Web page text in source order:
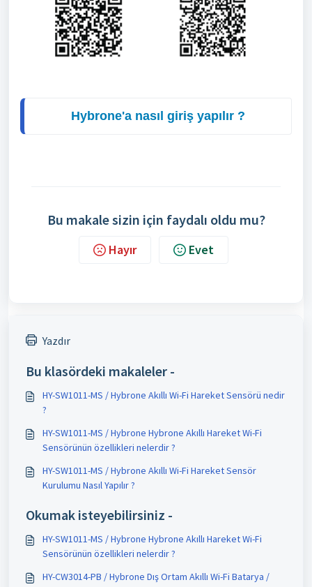
Hybrone'a nasıl giriş yapılır ?
Bu makale sizin için faydalı oldu mu?
Hayır Evet
Yazdır
Bu klasördeki makaleler -
HY-SW1011-MS / Hybrone Akıllı Wi-Fi Hareket Sensörü nedir
?
HY-SW1011-MS / Hybrone Hybrone Akıllı Hareket Wi-Fi
Sensörünün özellikleri nelerdir ?
HY-SW1011-MS / Hybrone Akıllı Wi-Fi Hareket Sensör
Kurulumu Nasıl Yapılır ?
Okumak isteyebilirsiniz -
HY-SW1011-MS / Hybrone Hybrone Akıllı Hareket Wi-Fi
Sensörünün özellikleri nelerdir ?
HY-CW3014-PB / Hybrone Dış Ortam Akıllı Wi-Fi Batarya /